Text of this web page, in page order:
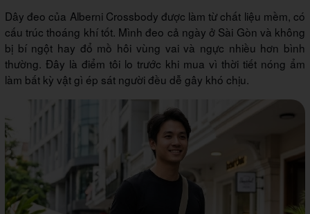
Dây đeo của Alberni Crossbody được làm từ chất liệu mềm, có
cấu trúc thoáng khí tốt. Mình đeo cả ngày ở Sài Gòn và không
bị bí ngột hay đổ mồ hôi vùng vai và ngực nhiều hơn bình
thường. Đây là điểm tôi lo trước khi mua vì thời tiết nóng ẩm
làm bất kỳ vật gì ép sát người đều dễ gây khó chịu.